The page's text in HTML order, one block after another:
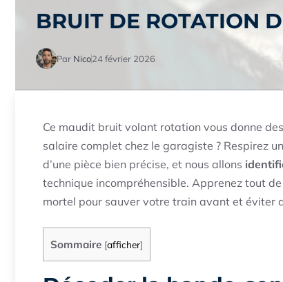
BRUIT DE ROTATION
Par Nico24 février 2026
Ce maudit bruit volant rotation vous donne
salaire complet chez le garagiste ? Respirez
d’une pièce bien précise, et nous allons
technique incompréhensible. Apprenez tout
mortel pour sauver votre train avant et éviter
Sommaire [afficher]